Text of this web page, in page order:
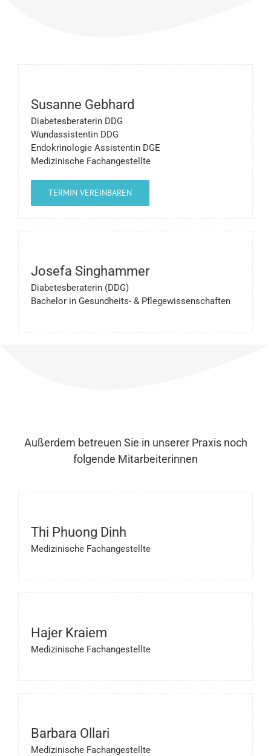
Susanne Gebhard
Diabetesberaterin DDG
Wundassistentin DDG
Endokrinologie Assistentin DGE
Medizinische Fachangestellte
TERMIN VEREINBAREN
Josefa Singhammer
Diabetesberaterin (DDG)
Bachelor in Gesundheits- & Pflegewissenschaften
Außerdem betreuen Sie in unserer Praxis noch
folgende Mitarbeiterinnen
Thi Phuong Dinh
Medizinische Fachangestellte
Hajer Kraiem
Medizinische Fachangestellte
Barbara Ollari
Medizinische Fachangestellte